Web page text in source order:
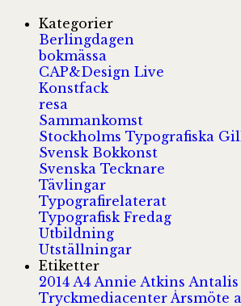
Kategorier
Berlingdagen
bokmässa
CAP&Design Live
Konstfack
resa
Sammankomst
Stockholms Typografiska
Svensk Bokkonst
Svenska Tecknare
Tävlingar
Typografirelaterat
Typografisk Fredag
Utbildning
Utställningar
Etiketter
2014 A4 Annie Atkins Antalis
Tryckmediacenter Årsmöte